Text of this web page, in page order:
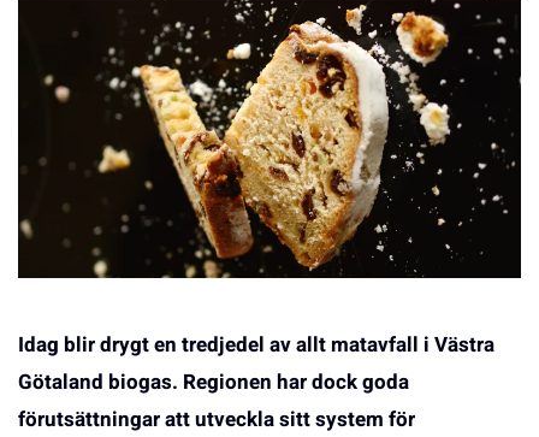
Idag blir drygt en tredjedel av allt matavfall i Västra
Götaland biogas. Regionen har dock goda
förutsättningar att utveckla sitt system för